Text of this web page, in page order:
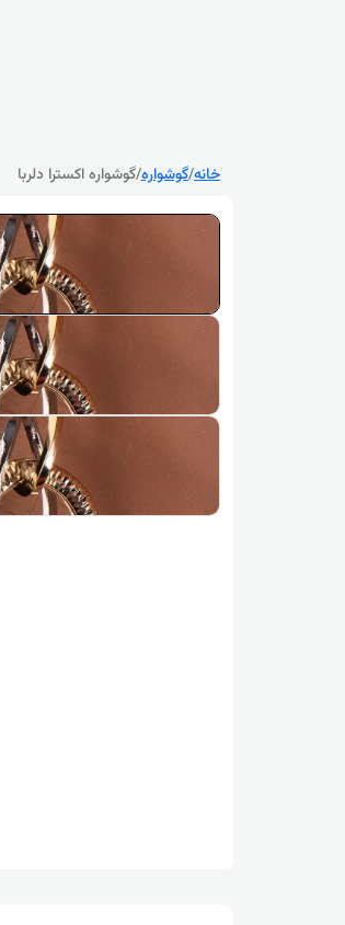
خانه/گوشواره/گوشواره اکسترا دلربا